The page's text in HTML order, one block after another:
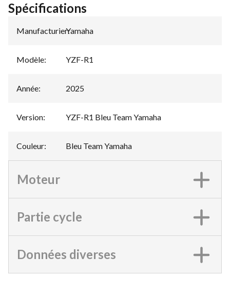
Spécifications
Manufacturier:
Yamaha
Modèle: YZF-R1
Année: 2025
Version: YZF-R1 Bleu Team Yamaha
Couleur: Bleu Team Yamaha
Moteur
Partie cycle
Données diverses